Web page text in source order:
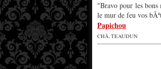
"Bravo pour les
le mur de feu vos
Papichou
CHÃ‚TEAUDUN